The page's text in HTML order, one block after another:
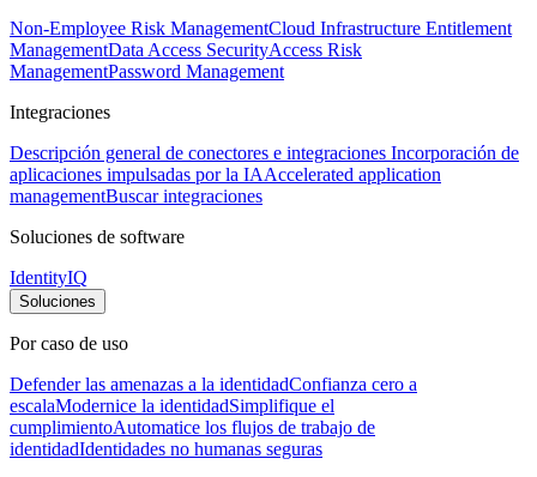
Non-Employee Risk ManagementCloud Infrastructure Entitlement
ManagementData Access SecurityAccess Risk
ManagementPassword Management
Integraciones
Descripción general de conectores e integraciones Incorporación de
aplicaciones impulsadas por la IAAccelerated application
managementBuscar integraciones
Soluciones de software
IdentityIQ
Soluciones
Por caso de uso
Defender las amenazas a la identidadConfianza cero a
escalaModernice la identidadSimplifique el
cumplimientoAutomatice los flujos de trabajo de
identidadIdentidades no humanas seguras